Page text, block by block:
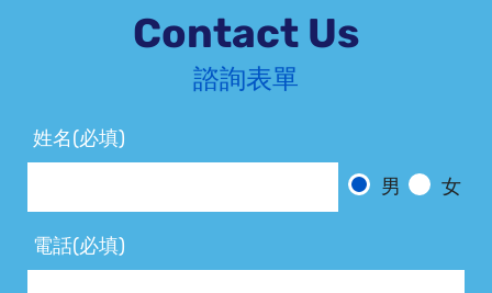
Contact Us
諮詢表單
姓名(必填)
男
女
電話(必填)